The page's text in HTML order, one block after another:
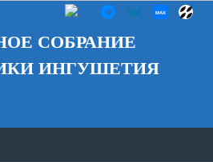
СОБРАНИЕ
ИНГУШЕТИЯ